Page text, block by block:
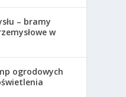
– bramy
w
ogrodowych